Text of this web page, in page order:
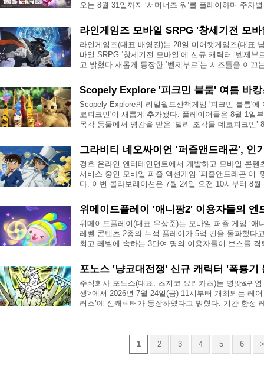
오는 8월 31일까지 ‘서머너즈 워’를 플레이하며 주차
라인게임즈 모바일 SRPG '창세기전 모
라인게임즈(대표 배영진)는 28일 미어캣게임즈(대표
바일 SRPG ‘창세기전 모바일’에 신규 캐릭터 ‘벨제
고 밝혔다.새롭게 등장한 ‘벨제부르’는 시즈들을 이끄
Scopely Explore '피크민 블룸' 여름 바
Scopely Explore의 리얼월드산책게임 '피크민 블룸'
코피크민'이 새롭게 추가됐다. 플레이어들은 8월 1일
목각 동물에서 영감을 받은 ‘발리 조각물 데코피크민’
그라비티 네오싸이언 '퍼즐앤드래곤', 인
겅호 온라인 엔터테인먼트에서 개발하고 모바일 콘
서비스 중인 모바일 퍼즐 액션게임 ‘퍼즐앤드래곤’이
다. 이번 콜라보레이션은 7월 24일 오전 10시부터 8
위메이드플레이 '애니팡2' 이용자들의 엔
위메이드플레이(대표 우상준)는 모바일 퍼즐 게임 ‘애
레벨 콘텐츠 2종의 누적 플레이가 5억 건을 돌파했다
최고 레벨에 속하는 3만여 명의 이용자들이 보스를 격
포노스 '냥코대전쟁' 신규 캐릭터 '폭룡기
주식회사 포노스(대표: 츠지코 요리카츠)는 병맛&귀
쟁>에서 2026년 7월 24일(금) 11시부터 개최되는 레
러스’에 신캐릭터가 등장하였다고 밝혔다. 기간 한정
1 2 3 4 5 6 >